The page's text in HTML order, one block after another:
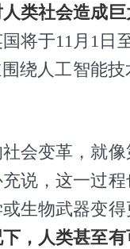
类社会造成
将于11月1日
绕人工智能
会变革，就
说，这一过
生物武器变得
，人类甚至